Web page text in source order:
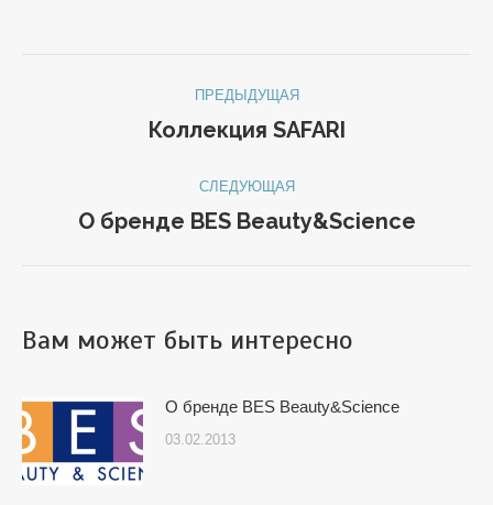
НавигацияПРЕДЫДУЩАЯ
Предыдущая
Коллекция SAFARI
СЛЕДУЮЩАЯ
Следующая
О бренде BES Beauty&Science
Вам может быть интересно
О бренде BES Beauty&Science
03.02.2013